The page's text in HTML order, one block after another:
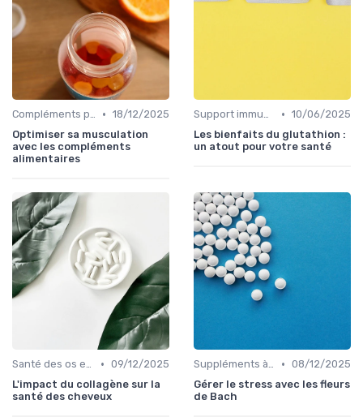
Compléments pour sportifs • 18/12/2025
Optimiser sa musculation
avec les compléments
alimentaires
Support immunitaire • 10/06/2025
Les bienfaits du glutathion :
un atout pour votre santé
Santé des os et des articulations • 09/12/2025
L'impact du collagène sur la
santé des cheveux
Suppléments à base de plantes • 08/12/2025
Gérer le stress avec les fleurs
de Bach